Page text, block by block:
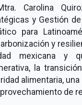
Carolina
y Gestión
para
y
mexicana y
la
alimentaria,
de